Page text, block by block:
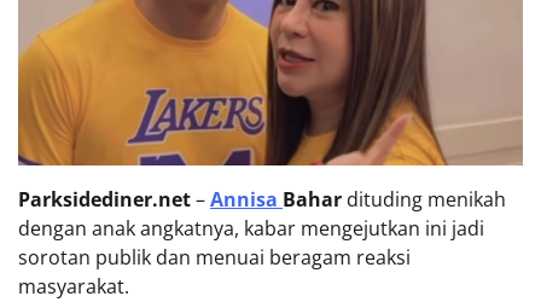
Parksidediner.net–Annisa Bahar dituding menikah
dengan anak angkatnya, kabar mengejutkan ini jadi
sorotan publik dan menuai beragam reaksi
masyarakat.